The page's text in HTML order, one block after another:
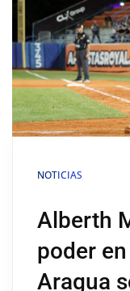
NOTICIAS
Alberth
poder
Aragua